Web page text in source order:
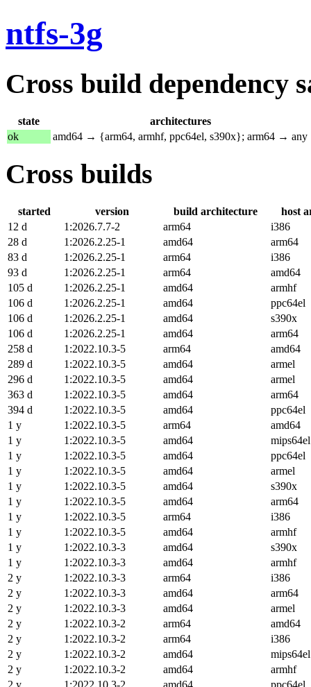
ntfs-3g
Cross build dependency
state
architectures
ok
amd64 → {arm64, armhf, ppc64el, s390x}; arm64 → any
Cross builds
started version build architecture
host
12 d
1:2026.7.7-2 arm64
i386
28 d
1:2026.2.25-1 amd64
arm64
83 d
1:2026.2.25-1 arm64
i386
93 d
1:2026.2.25-1 arm64
amd64
105 d
1:2026.2.25-1 amd64
armhf
106 d
1:2026.2.25-1 amd64
ppc64el
106 d
1:2026.2.25-1 amd64
s390x
106 d
1:2026.2.25-1 amd64
arm64
258 d
1:2022.10.3-5 arm64
amd64
289 d
1:2022.10.3-5 amd64
armel
296 d
1:2022.10.3-5 amd64
armel
363 d
1:2022.10.3-5 amd64
arm64
394 d
1:2022.10.3-5 amd64
ppc64el
1 y
1:2022.10.3-5 arm64
amd64
1 y
1:2022.10.3-5 amd64
mips64el
1 y
1:2022.10.3-5 amd64
ppc64el
1 y
1:2022.10.3-5 amd64
armel
1 y
1:2022.10.3-5 amd64
s390x
1 y
1:2022.10.3-5 amd64
arm64
1 y
1:2022.10.3-5 arm64
i386
1 y
1:2022.10.3-5 amd64
armhf
1 y
1:2022.10.3-3 amd64
s390x
1 y
1:2022.10.3-3 amd64
armhf
2 y
1:2022.10.3-3 arm64
i386
2 y
1:2022.10.3-3 amd64
arm64
2 y
1:2022.10.3-3 amd64
armel
2 y
1:2022.10.3-2 arm64
amd64
2 y
1:2022.10.3-2 arm64
i386
2 y
1:2022.10.3-2 amd64
mips64el
2 y
1:2022.10.3-2 amd64
armhf
2 y
1:2022.10.3-2 amd64
ppc64el